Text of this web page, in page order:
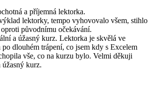
a příjemná lektorka.
lektorky, tempo vyhovovalo všem, stihlo
původnímu očekávání.
a úžasný kurz. Lektorka je skvělá ve
dlouhém trápení, co jsem kdy s Excelem
vše, co na kurzu bylo. Velmi děkuji
kurz.